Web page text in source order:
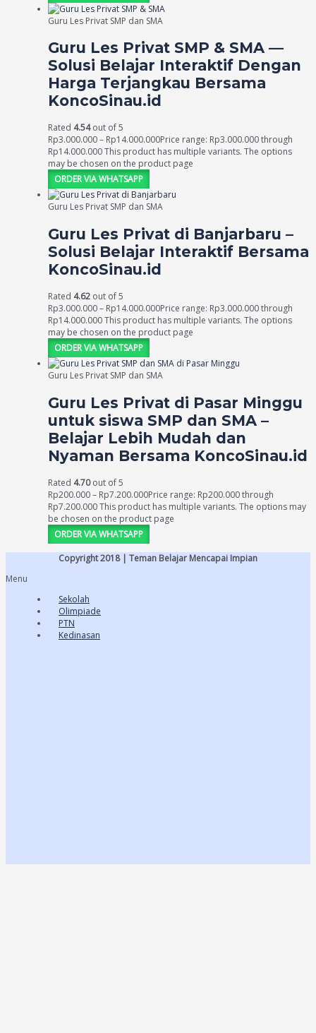
Guru Les Privat SMP dan SMA
Guru Les Privat SMP & SMA —
Solusi Belajar Interaktif Dengan
Harga Terjangkau Bersama
KoncoSinau.id
Rated 4.54out of 5
Rp3.000.000– Rp14.000.000Price range: Rp3.000.000 through
Rp14.000.000This product has multiple variants. The options
may be chosen on the product page
ORDER VIA WHATSAPP
Guru Les Privat SMP dan SMA
Guru Les Privat di Banjarbaru –
Solusi Belajar Interaktif Bersama
KoncoSinau.id
Rated 4.62 out of 5
Rp3.000.000– Rp14.000.000Price range: Rp3.000.000 through
Rp14.000.000This product has multiple variants. The options
may be chosen on the product page
ORDER VIA WHATSAPP
Guru Les Privat SMP dan SMA
Guru Les Privat di Pasar Minggu
untuk siswa SMP dan SMA –
Belajar Lebih Mudah dan
Nyaman Bersama KoncoSinau.id
Rated 4.70out of 5
Rp200.000– Rp7.200.000Price range: Rp200.000 through
Rp7.200.000This product has multiple variants. The options may
be chosen on the product page
ORDER VIA WHATSAPP
Copyright 2018 | Teman Belajar Mencapai Impian
Menu
Sekolah
Olimpiade
PTN
Kedinasan